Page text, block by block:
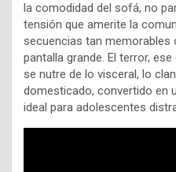
la comodidad del sofá, no
tensión que amerite la
secuencias tan
pantalla grande. El terror,
se nutre de lo visceral, lo
domesticado, convertido en
ideal para adolescentes